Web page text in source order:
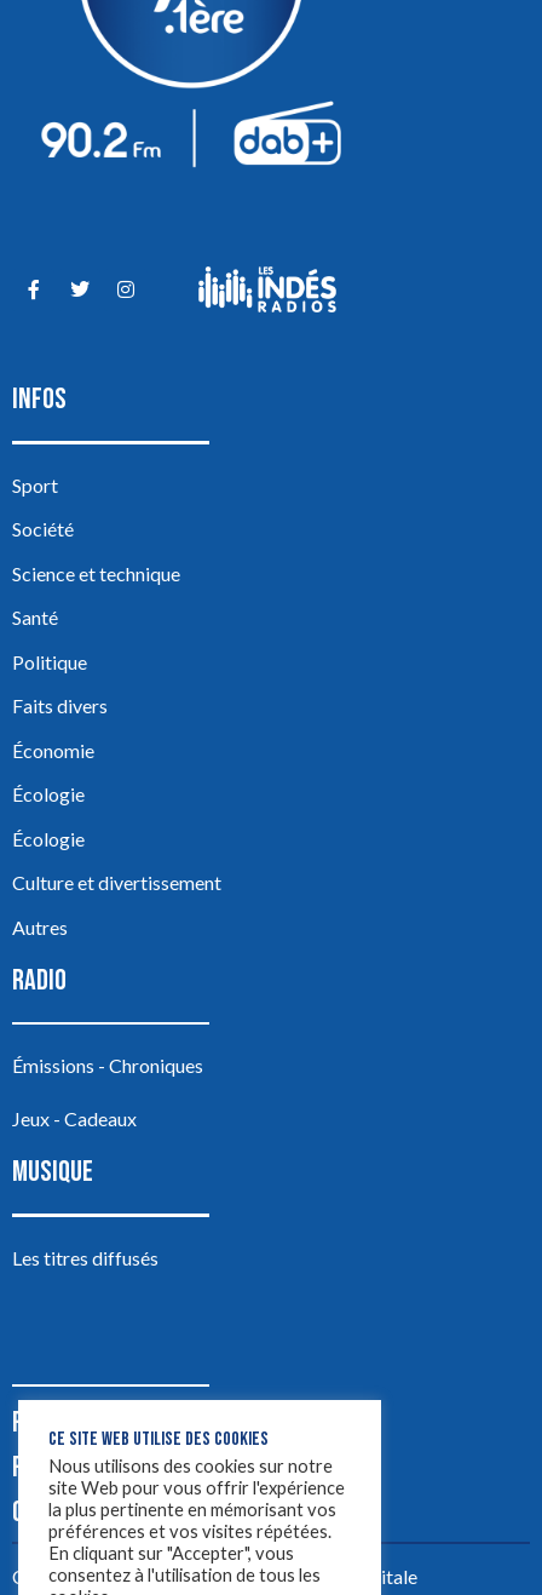
INFOS
Sport
Société
Science et technique
Santé
Politique
Faits divers
Économie
Écologie
Écologie
Culture et divertissement
Autres
RADIO
Émissions - Chroniques
Jeux - Cadeaux
MUSIQUE
Les titres diffusés
PODCASTS
PUB
CONTACT
Créez votre site avecYellowtie – Agence Digitale
CE SITE WEB UTILISE DES COOKIES
Nous utilisons des cookies sur notre
site Web pour vous offrir l'expérience
la plus pertinente en mémorisant vos
préférences et vos visites répétées.
En cliquant sur "Accepter", vous
consentez à l'utilisation de tous les